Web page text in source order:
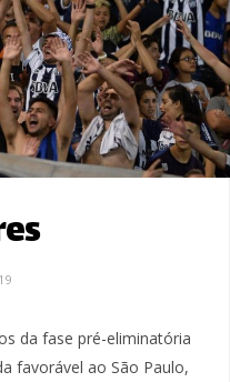
da fase pré-eliminatória
favorável ao São Paulo,